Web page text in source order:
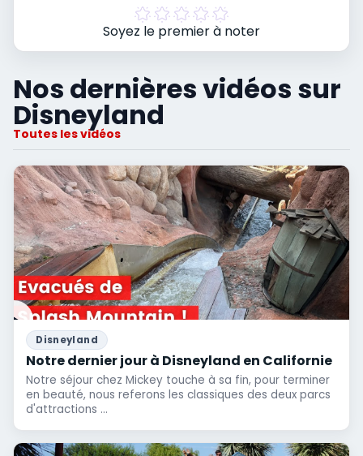
Soyez le premier à noter
Nos dernières vidéos sur
Disneyland
Toutes les vidéos
Disneyland
Notre dernier jour à Disneyland en Californie
Notre séjour chez Mickey touche à sa fin, pour terminer
en beauté, nous referons les classiques des deux parcs
d'attractions ...